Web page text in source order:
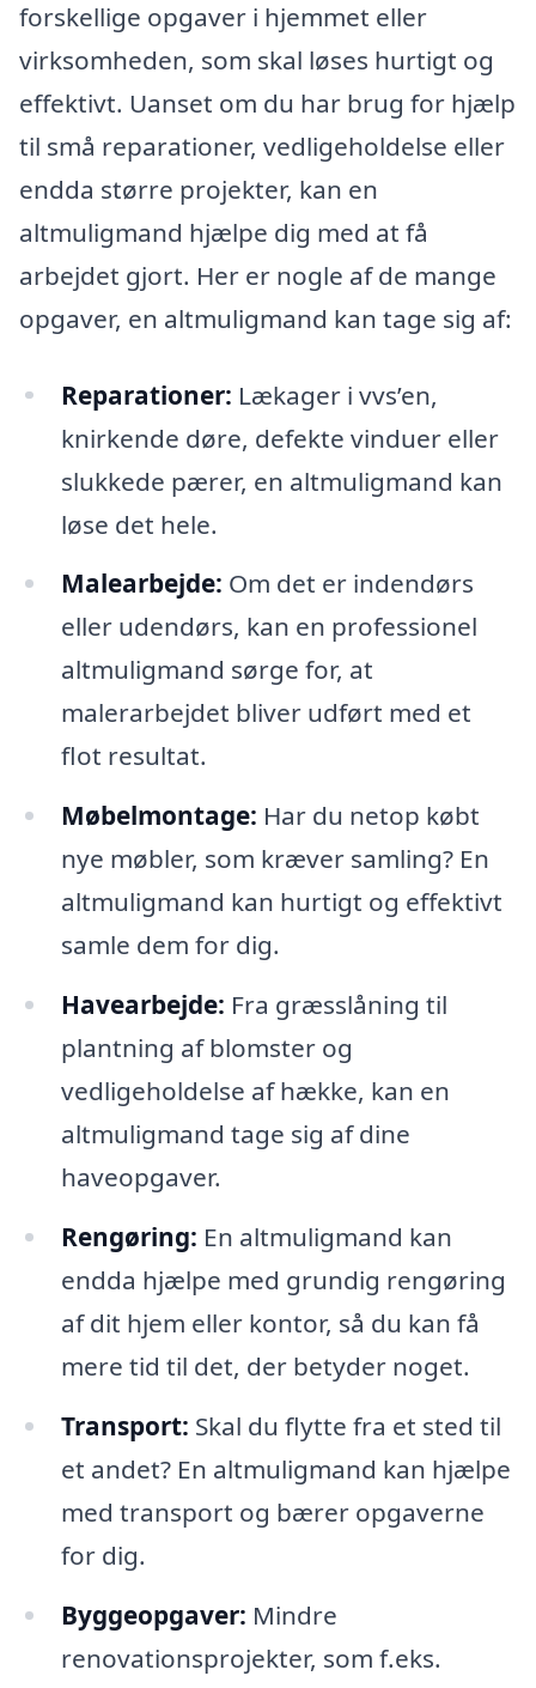
forskellige opgaver i hjemmet eller
virksomheden, som skal løses hurtigt og
effektivt. Uanset om du har brug for hjælp
til små reparationer, vedligeholdelse eller
endda større projekter, kan en
altmuligmand hjælpe dig med at få
arbejdet gjort. Her er nogle af de mange
opgaver, en altmuligmand kan tage sig af:
Reparationer: Lækager i vvs’en,
knirkende døre, defekte vinduer eller
slukkede pærer, en altmuligmand kan
løse det hele.
Malearbejde: Om det er indendørs
eller udendørs, kan en professionel
altmuligmand sørge for, at
malerarbejdet bliver udført med et
flot resultat.
Møbelmontage: Har du netop købt
nye møbler, som kræver samling? En
altmuligmand kan hurtigt og effektivt
samle dem for dig.
Havearbejde: Fra græsslåning til
plantning af blomster og
vedligeholdelse af hække, kan en
altmuligmand tage sig af dine
haveopgaver.
Rengøring: En altmuligmand kan
endda hjælpe med grundig rengøring
af dit hjem eller kontor, så du kan få
mere tid til det, der betyder noget.
Transport: Skal du flytte fra et sted til
et andet? En altmuligmand kan hjælpe
med transport og bærer opgaverne
for dig.
Byggeopgaver: Mindre
renovationsprojekter, som f.eks.